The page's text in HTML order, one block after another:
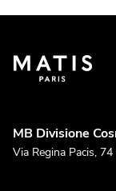
MB Divisione
Via Regina Pacis,